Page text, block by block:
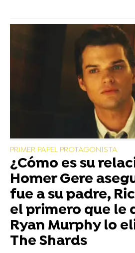
PRIMER PAPEL PROTAGONISTA
¿Cómo es su
Homer Gere
fue a su padre,
el primero que le
Ryan Murphy lo
The Shards